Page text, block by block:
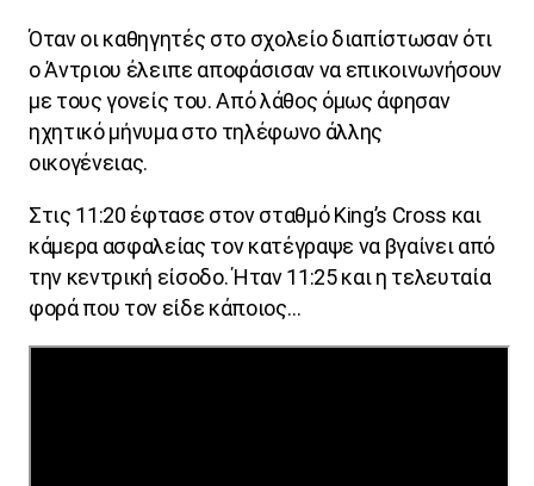
Όταν οι καθηγητές στο σχολείο διαπίστωσαν ότι
ο Άντριου έλειπε αποφάσισαν να επικοινωνήσουν
με τους γονείς του. Από λάθος όμως άφησαν
ηχητικό μήνυμα στο τηλέφωνο άλλης
οικογένειας.
Στις 11:20 έφτασε στον σταθμόKing’s Cross και
κάμερα ασφαλείας τον κατέγραψε να βγαίνει από
την κεντρική είσοδο. Ήταν 11:25 και η τελευταία
φορά που τον είδε κάποιος…